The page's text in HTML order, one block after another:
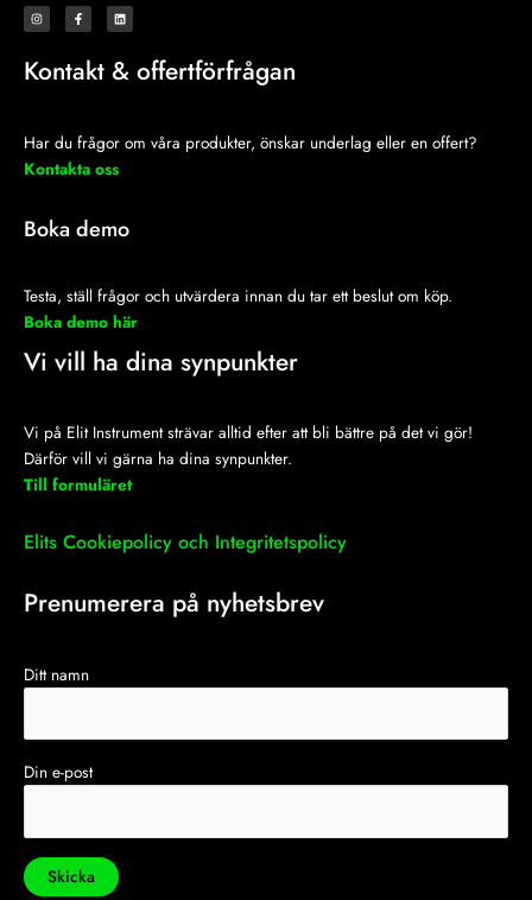
I
n
s
a
g
r
F
a
c
o
o
L
i
n
e
d
i
Kontakt & offertförfrågan
Har du frågor om våra produkter, önskar underlag eller en offert?
Kontakta oss
Boka demo
Testa, ställ frågor och utvärdera innan du tar ett beslut om köp.
Boka demo här
Vi vill ha dina synpunkter
Vi på Elit Instrument strävar alltid efter att bli bättre på det vi gör!
Därför vill vi gärna ha dina synpunkter.
Till formuläret
Elits Cookiepolicy och Integritetspolicy
Prenumerera på nyhetsbrev
Ditt namn
Din e-post